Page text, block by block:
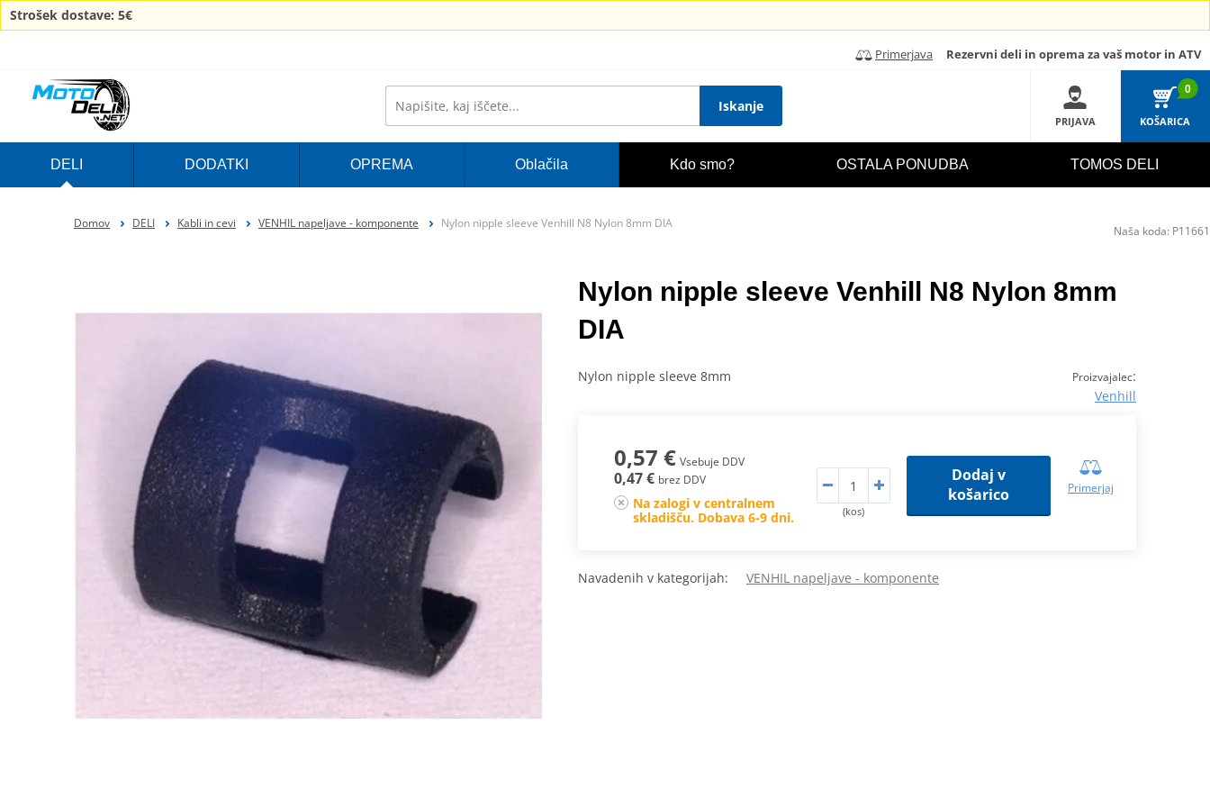
Strošek dostave: 5€
Primerjava Rezervni deli in oprema za vaš motor in ATV
Iskanje
PRIJAVA
0
KOŠARICA
DELI DODATKI OPREMA Oblačila Kdo smo? OSTALA PONUDBA TOMOS DELI
Domov DELI Kabli in cevi VENHIL napeljave - komponente Nylon nipple sleeve Venhill N8 Nylon 8mm DIA
Nylon nipple sleeve Venhill N8 Nylon 8mm
DIA
Proizvajalec:
Venhill
Nylon nipple sleeve 8mm
0,57 € Vsebuje DDV
0,47 € brez DDV
Na zalogi v centralnem
skladišču. Dobava 6-9 dni.
(kos)
Dodaj v
košarico
Primerjaj
Navadenih v kategorijah: VENHIL napeljave - komponente
Naša koda: P11661